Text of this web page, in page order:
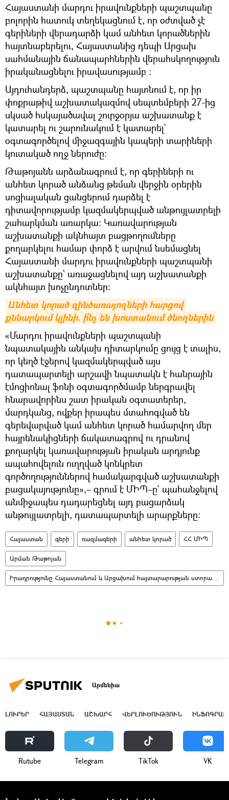
Հայաստանի մարդու իրավունքների պաշտպանը
բոլորին հատուկ տեղեկացնում է, որ օժտված չէ
գերիների վերադարձի կամ անհետ կորածներին
հայտնաբերելու, Հայաստանից դեպի Արցախ
սահմանային ճանապարհներին վերահսկողություն
իրականացնելու իրավասությամբ ։
Այդուհանդերձ, պաշտպանը հայտնում է, որ իր
փոքրաթիվ աշխատակազմով սեպտեմբերի 27-ից
սկսած հսկայածավալ շուրջօրյա աշխատանք է
կատարել ու շարունակում է կատարել`
օգտագործելով միջազգային կապերի տարիների
կուտակած ողջ ներուժը:
Թաթոյանն արձանագրում է, որ գերիների ու
անհետ կորած անձանց թեման վերջին օրերին
սոցիալական ցանցերում դարձել է
դիտավորությամբ կազմակերպված անթույլատրելի
շահարկման առարկա։ Կառավարության
աշխատանքի ակնհայտ բացթողումները
քողարկելու համար փորձ է արվում նսեմացնել
Հայաստանի մարդու իրավունքների պաշտպանի
աշխատանքը` առաջացնելով այդ աշխատանքի
ակնհայտ խոչընդոտներ։
Անհետ կորած զինծառայողների հարցով
քննարկում կլինի. ի՞նչ են խոստանում ծնողներին
«Մարդու իրավունքների պաշտպանի
նպատակային անկախ դիտարկումը ցույց է տալիս,
որ կեղծ էջերով կազմակերպված այս
դատապարտելի արշավի նպատակն է հանրային
էմոցիոնալ ֆոնի օգտագործմամբ ներգրավել
հնարավորինս շատ իրական օգտատերեր,
մարդկանց, ովքեր իրապես մտահոգված են
գերեվարված կամ անհետ կորած համարվող մեր
հայրենակիցների ճակատագրով ու դրանով
քողարկել կառավարության իրական արդյունք
ապահովելուն ուղղված կոնկրետ
գործողություններով համակարգված աշխատանքի
բացակայությունը»,– գրում է ՄԻՊ–ը` պահանջելով
անմիջապես դադարեցնել այդ բացարձակ
անթույլատրելի, դատապարտելի արարքները:
Հայաստան գերի ռազմագերի անհետ կորած ՀՀ ՄԻՊ
Արման Թաթոյան
Իրադրությունը Հայաստանում և Արցախում հայտարարության ստորագրումից հետո
Արմենիա
ԼՈՒՐԵՐ ՀԱՅԱՍՏԱՆ ԱՇԽԱՐՀ ՎԵՐԼՈՒԾՈՒԹՅՈՒՆ
Rutube Telegram ТikТоk VK